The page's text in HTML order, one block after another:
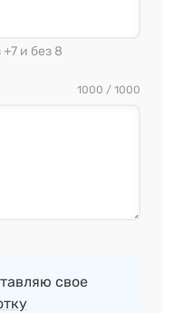
и без 8
1000 / 1000
свое